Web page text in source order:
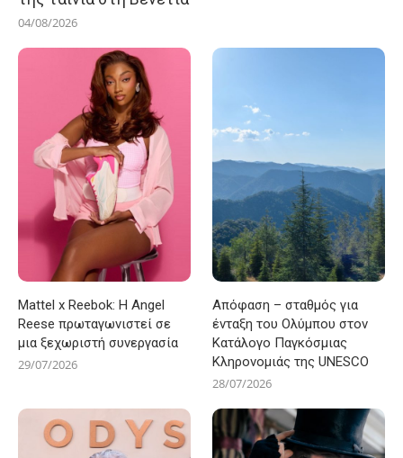
04/08/2026
Mattel x Reebok: Η Angel
Reese πρωταγωνιστεί σε
μια ξεχωριστή συνεργασία
29/07/2026
Απόφαση – σταθμός για
ένταξη του Ολύμπου στον
Κατάλογο Παγκόσμιας
Κληρονομιάς της UNESCO
28/07/2026